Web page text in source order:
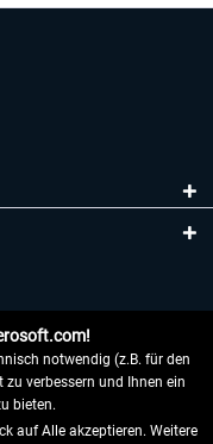
notwendig (z.B. für den
verbessern und Ihnen ein
bieten.
auf Alle akzeptieren. Weitere